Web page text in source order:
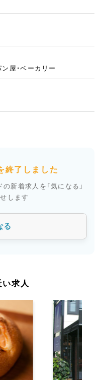
屋・ベーカリー
終了しました
の新着求人を 「気になる」
します
る
求人